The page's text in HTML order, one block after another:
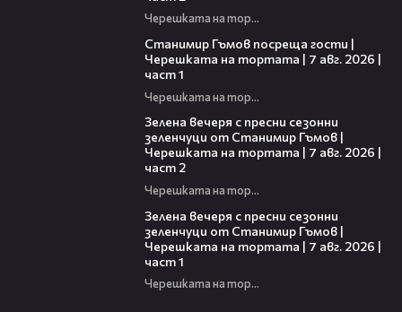
Черешката на тортата
Станимир Гъмов посреща гости |
Черешката на тортата | 7 авг. 2026 |
част 1
Черешката на тортата
Зелена вечеря с пресни сезонни
зеленчуци от Станимир Гъмов |
Черешката на тортата | 7 авг. 2026 |
част 2
Черешката на тортата
Зелена вечеря с пресни сезонни
зеленчуци от Станимир Гъмов |
Черешката на тортата | 7 авг. 2026 |
част 1
Черешката на тортата